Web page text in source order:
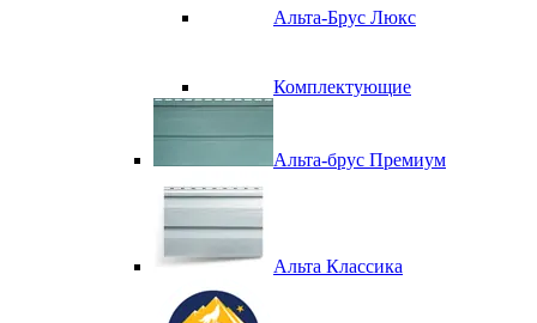
Альта-Брус Люкс
Комплектующие
Альта-брус Премиум
Альта Классика